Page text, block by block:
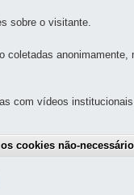
sobre o visitante.
coletadas anonimamente,
com vídeos
cookies não-